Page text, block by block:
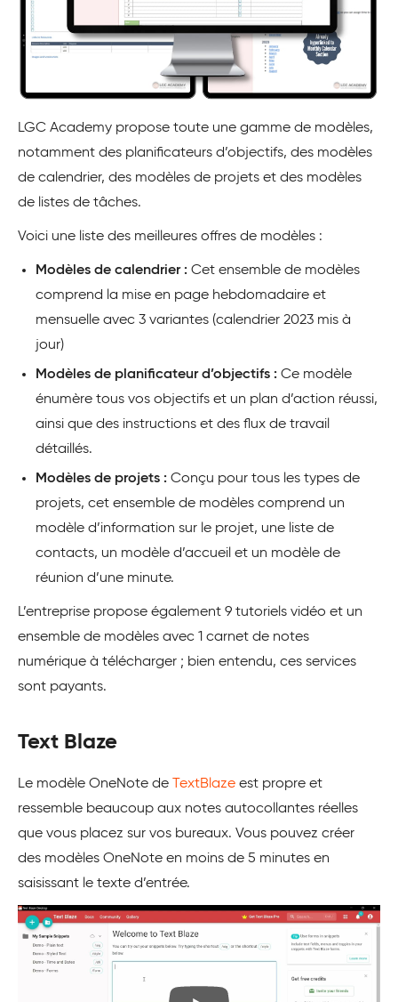
LGC Academy propose toute une gamme de modèles,
notamment des planificateurs d’objectifs, des modèles
de calendrier, des modèles de projets et des modèles
de listes de tâches.
Voici une liste des meilleures offres de modèles :
Modèles de calendrier : Cet ensemble de modèles
comprend la mise en page hebdomadaire et
mensuelle avec 3 variantes (calendrier 2023 mis à
jour)
Modèles de planificateur d’objectifs : Ce modèle
énumère tous vos objectifs et un plan d’action réussi,
ainsi que des instructions et des flux de travail
détaillés.
Modèles de projets : Conçu pour tous les types de
projets, cet ensemble de modèles comprend un
modèle d’information sur le projet, une liste de
contacts, un modèle d’accueil et un modèle de
réunion d’une minute.
L’entreprise propose également 9 tutoriels vidéo et un
ensemble de modèles avec 1 carnet de notes
numérique à télécharger ; bien entendu, ces services
sont payants.
Text Blaze
Le modèle OneNote de TextBlaze est propre et
ressemble beaucoup aux notes autocollantes réelles
que vous placez sur vos bureaux. Vous pouvez créer
des modèles OneNote en moins de 5 minutes en
saisissant le texte d’entrée.